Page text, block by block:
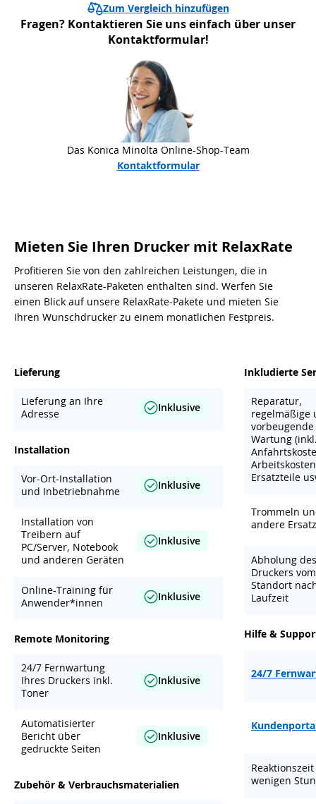
Zum Vergleich hinzufügen
Fragen? Kontaktieren Sie uns einfach über unser
Kontaktformular!
Das Konica Minolta Online-Shop-Team
Kontaktformular
Mieten Sie Ihren Drucker mit RelaxRate
Profitieren Sie von den zahlreichen Leistungen, die in
unseren RelaxRate-Paketen enthalten sind. Werfen Sie
einen Blick auf unsere RelaxRate-Pakete und mieten Sie
Ihren Wunschdrucker zu einem monatlichen Festpreis.
Lieferung
Lieferung an Ihre
Adresse
Inklusive
Installation
Vor-Ort-Installation
und Inbetriebnahme
Inklusive
Installation von
Treibern auf
PC/Server, Notebook
und anderen Geräten
Inklusive
Online-Training für
Anwender*innen
Inklusive
Remote Monitoring
24/7 Fernwartung
Ihres Druckers inkl.
Toner
Inklusive
Automatisierter
Bericht über
gedruckte Seiten
Inklusive
Zubehör & Verbrauchsmaterialien
Inkludierte
Reparatur,
regelmäßige
vorbeugende
Wartung
Ersatzteile
Trommeln
andere
Abholung des
Druckers vom
Standort
Laufzeit
Hilfe &
24/7
wenigen